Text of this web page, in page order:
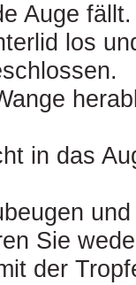
Auge fällt.
los
in das
Sie
der